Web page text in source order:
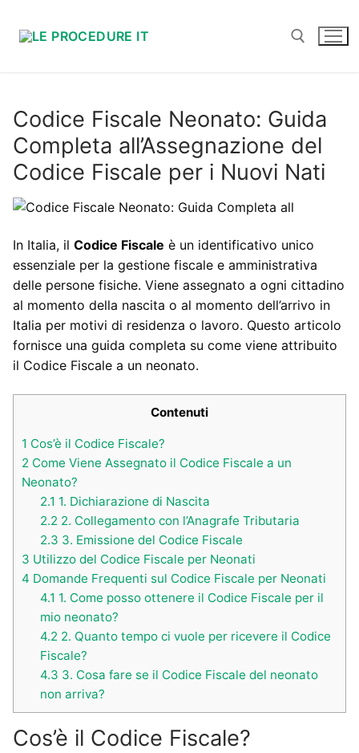
Codice Fiscale Neonato: Guida
Completa all’Assegnazione del
Codice Fiscale per i Nuovi Nati
In Italia, il Codice Fiscale è un identificativo unico
essenziale per la gestione fiscale e amministrativa
delle persone fisiche. Viene assegnato a ogni cittadino
al momento della nascita o al momento dell’arrivo in
Italia per motivi di residenza o lavoro. Questo articolo
fornisce una guida completa su come viene attribuito
il Codice Fiscale a un neonato.
Contenuti
1 Cos’è il Codice Fiscale?
2 Come Viene Assegnato il Codice Fiscale a un
Neonato?
2.1 1. Dichiarazione di Nascita
2.2 2. Collegamento con l’Anagrafe Tributaria
2.3 3. Emissione del Codice Fiscale
3 Utilizzo del Codice Fiscale per Neonati
4 Domande Frequenti sul Codice Fiscale per Neonati
4.1 1. Come posso ottenere il Codice Fiscale per il
mio neonato?
4.2 2. Quanto tempo ci vuole per ricevere il Codice
Fiscale?
4.3 3. Cosa fare se il Codice Fiscale del neonato
non arriva?
Cos’è il Codice Fiscale?